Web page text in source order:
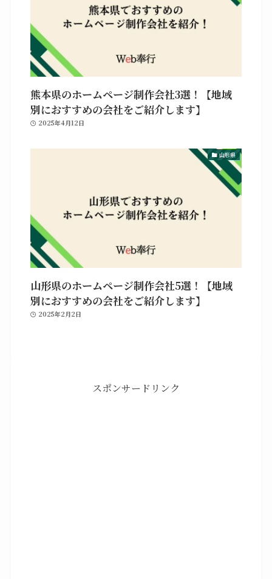
熊本県のホームページ制作会社3選！【地域
別におすすめの会社をご紹介します】
2025年4月12日
山形県
山形県のホームページ制作会社5選！【地域
別におすすめの会社をご紹介します】
2025年2月2日
スポンサードリンク